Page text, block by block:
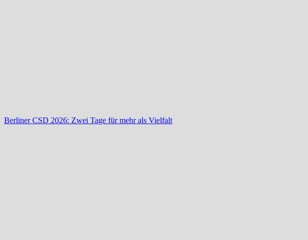
Berliner CSD 2026: Zwei Tage für mehr als Vielfalt